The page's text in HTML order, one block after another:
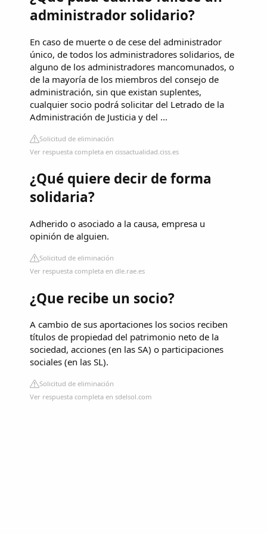
administrador solidario?
En caso de muerte o de cese del administrador
único, de todos los administradores solidarios, de
alguno de los administradores mancomunados, o
de la mayoría de los miembros del consejo de
administración, sin que existan suplentes,
cualquier socio podrá solicitar del Letrado de la
Administración de Justicia y del ...
Solicitud de eliminación
Ver respuesta completa en cissactualidad.ciss.es
¿Qué quiere decir de forma
solidaria?
Adherido o asociado a la causa, empresa u
opinión de alguien.
Solicitud de eliminación
Ver respuesta completa en dle.rae.es
¿Que recibe un socio?
A cambio de sus aportaciones los socios reciben
títulos de propiedad del patrimonio neto de la
sociedad, acciones (en las SA) o participaciones
sociales (en las SL).
Solicitud de eliminación
Ver respuesta completa en sdelsol.com